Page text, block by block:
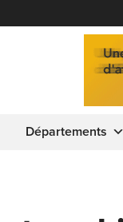
Départements